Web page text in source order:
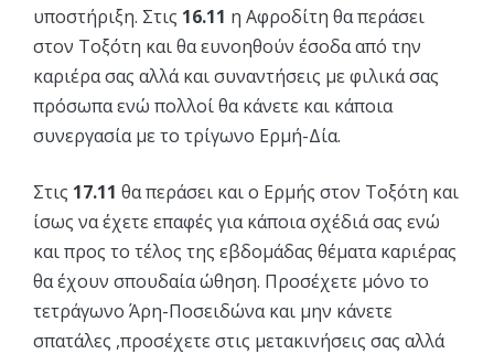
υποστήριξη. Στις 16.11 η Αφροδίτη θα περάσει
στον Τοξότη και θα ευνοηθούν έσοδα από την
καριέρα σας αλλά και συναντήσεις με φιλικά σας
πρόσωπα ενώ πολλοί θα κάνετε και κάποια
συνεργασία με το τρίγωνο Ερμή-Δία.
Στις 17.11 θα περάσει και ο Ερμής στον Τοξότη και
ίσως να έχετε επαφές για κάποια σχέδιά σας ενώ
και προς το τέλος της εβδομάδας θέματα καριέρας
θα έχουν σπουδαία ώθηση. Προσέχετε μόνο το
τετράγωνο Άρη-Ποσειδώνα και μην κάνετε
σπατάλες ,προσέχετε στις μετακινήσεις σας αλλά